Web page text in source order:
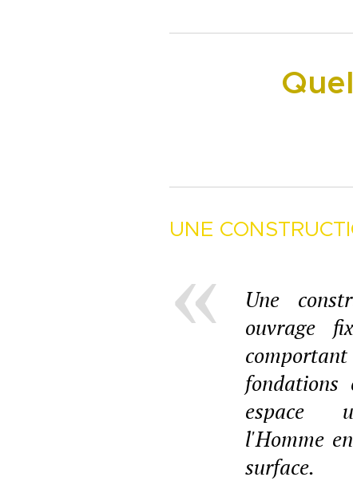
UNE
Une
ouvrage
fondations
espace
l'Homme
surface.